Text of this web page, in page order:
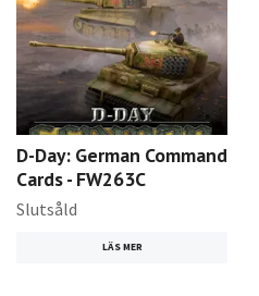
D-Day: German Command
Cards - FW263C
Slutsåld
LÄS MER